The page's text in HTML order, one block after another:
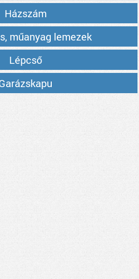
Házszám
műanyag lemezek
Lépcső